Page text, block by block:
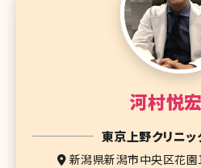
河村悦宏
東京上野クリニ
新潟県新潟市中央区花